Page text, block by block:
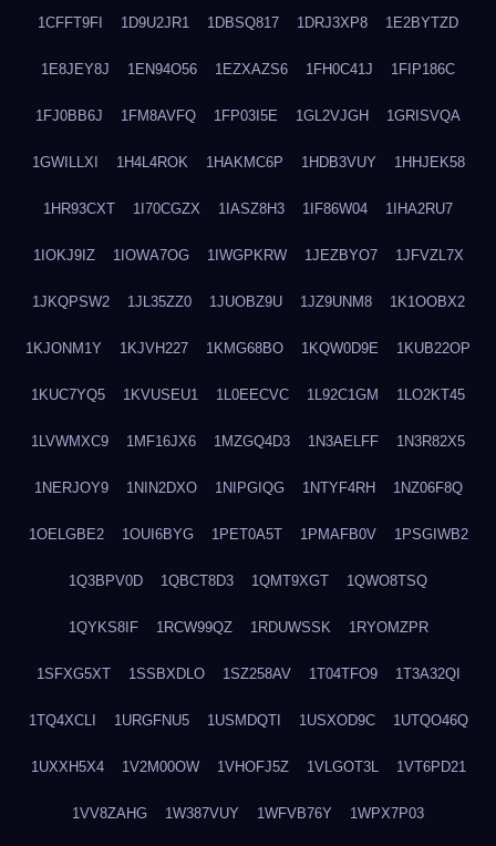
1CFFT9FI 1D9U2JR1 1DBSQ817 1DRJ3XP8 1E2BYTZD
1E8JEY8J 1EN94O56 1EZXAZS6 1FH0C41J 1FIP186C
1FJ0BB6J 1FM8AVFQ 1FP03I5E 1GL2VJGH 1GRISVQA
1GWILLXI 1H4L4ROK 1HAKMC6P 1HDB3VUY 1HHJEK58
1HR93CXT 1I70CGZX 1IASZ8H3 1IF86W04 1IHA2RU7
1IOKJ9IZ 1IOWA7OG 1IWGPKRW 1JEZBYO7 1JFVZL7X
1JKQPSW2 1JL35ZZ0 1JUOBZ9U 1JZ9UNM8 1K1OOBX2
1KJONM1Y 1KJVH227 1KMG68BO 1KQW0D9E 1KUB22OP
1KUC7YQ5 1KVUSEU1 1L0EECVC 1L92C1GM 1LO2KT45
1LVWMXC9 1MF16JX6 1MZGQ4D3 1N3AELFF 1N3R82X5
1NERJOY9 1NIN2DXO 1NIPGIQG 1NTYF4RH 1NZ06F8Q
1OELGBE2 1OUI6BYG 1PET0A5T 1PMAFB0V 1PSGIWB2
1Q3BPV0D 1QBCT8D3 1QMT9XGT 1QWO8TSQ
1QYKS8IF 1RCW99QZ 1RDUWSSK 1RYOMZPR
1SFXG5XT 1SSBXDLO 1SZ258AV 1T04TFO9 1T3A32QI
1TQ4XCLI 1URGFNU5 1USMDQTI 1USXOD9C 1UTQO46Q
1UXXH5X4 1V2M00OW 1VHOFJ5Z 1VLGOT3L 1VT6PD21
1VV8ZAHG 1W387VUY 1WFVB76Y 1WPX7P03